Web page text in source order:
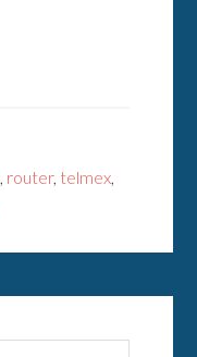
, router, telmex,